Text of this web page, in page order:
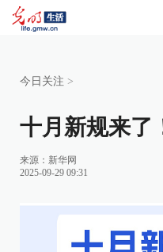
今日关注 >
十月新规来了
来源： 新华网
2025-09-29 09:31